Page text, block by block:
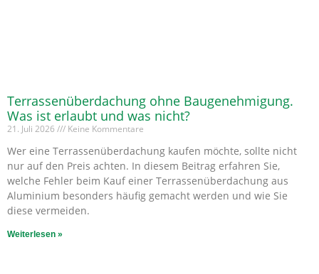
Terrassenüberdachung ohne Baugenehmigung.
Was ist erlaubt und was nicht?
21. Juli 2026 Keine Kommentare
Wer eine Terrassenüberdachung kaufen möchte, sollte nicht
nur auf den Preis achten. In diesem Beitrag erfahren Sie,
welche Fehler beim Kauf einer Terrassenüberdachung aus
Aluminium besonders häufig gemacht werden und wie Sie
diese vermeiden.
Weiterlesen »